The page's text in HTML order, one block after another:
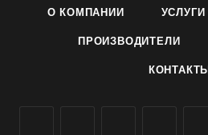
О КОМПАНИИ УСЛУГИ
ПРОИЗВОДИТЕЛИ
КОНТАКТЫ